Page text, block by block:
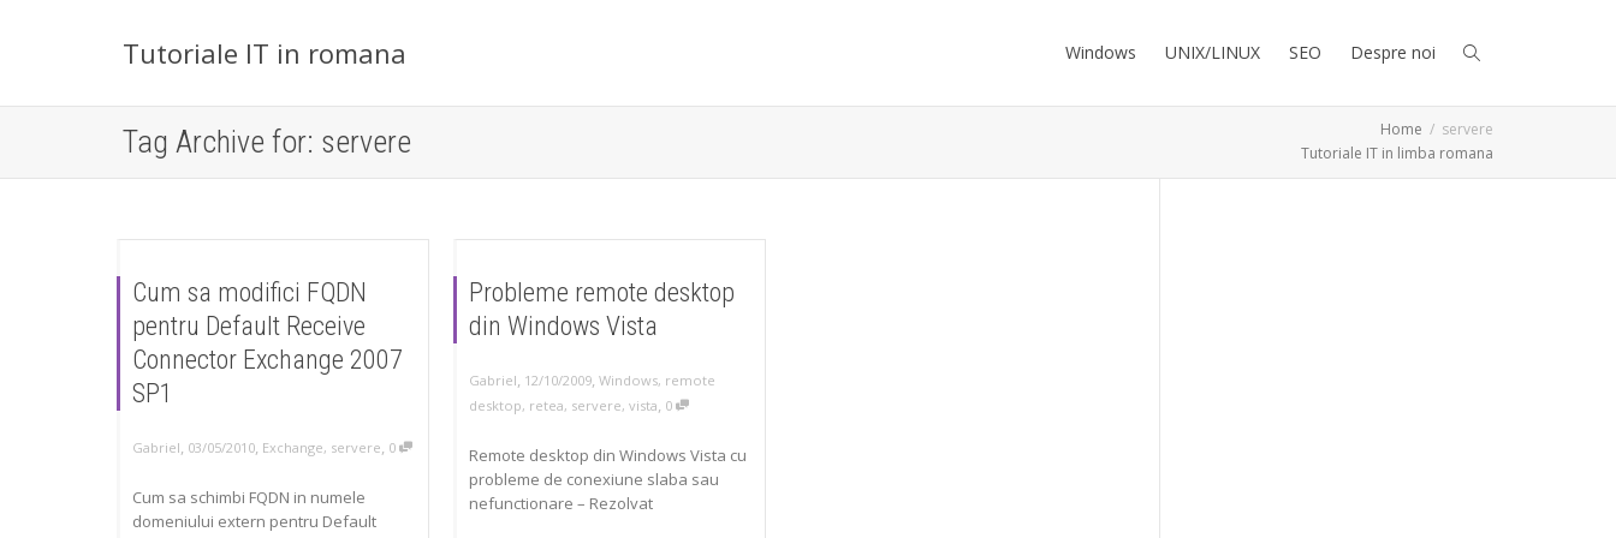
Tutoriale IT in romana Windows UNIX/LINUX SEO Despre noi
Tag Archive for: servere Home
servere
Tutoriale IT in limba romana
Cum sa modifici FQDN
pentru Default Receive
Connector Exchange 2007
SP1
Gabriel, 03/05/2010, Exchange, servere, 0
Cum sa schimbi FQDN in numele
domeniului extern pentru Default
Probleme remote desktop
din Windows Vista
Gabriel, 12/10/2009, Windows, remote
desktop, retea, servere, vista, 0
Remote desktop din Windows Vista cu
probleme de conexiune slaba sau
nefunctionare – Rezolvat